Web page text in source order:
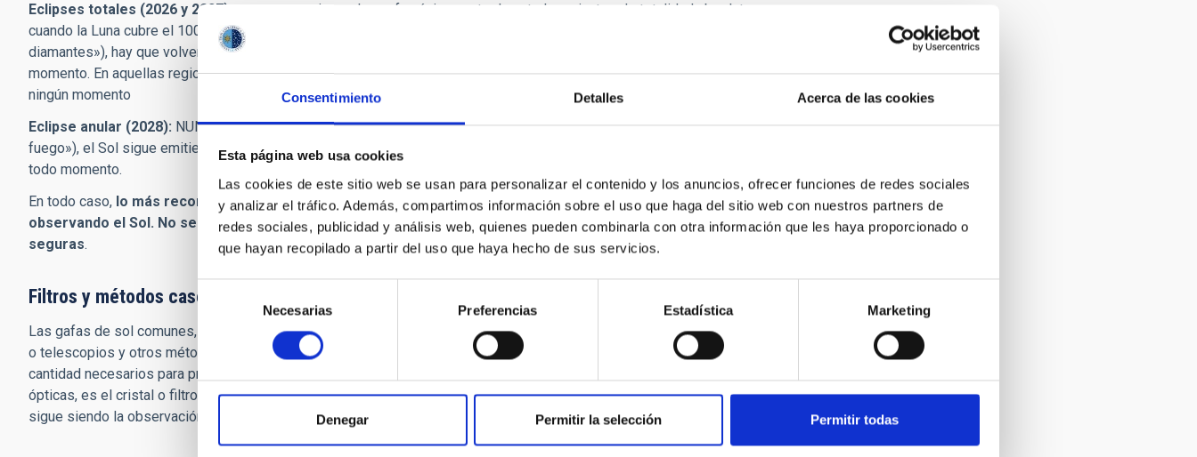
Consentimiento Detalles Acerca de las cookies
Esta página web usa cookies
Las cookies de este sitio web se usan para personalizar el contenido y los anuncios, ofrecer funciones de redes sociales
y analizar el tráfico. Además, compartimos información sobre el uso que haga del sitio web con nuestros partners de
redes sociales, publicidad y análisis web, quienes pueden combinarla con otra información que les haya proporcionado o
que hayan recopilado a partir del uso que haya hecho de sus servicios.
consentimiento
Necesarias Preferencias Estadística Marketing
Denegar Permitir la selección Permitir todas
Eclipses totales (2026 y 2027):
es seguro quitarse las gafas únicamente durante los minutos de totalidad absoluta,
cuando la Luna cubre el 100 % del Sol y se hace de noche. En cuanto aparezca el primer rayo de luz (el «anillo de
diamantes»), hay que volver a protegerse de inmediato. Lo más recomendable es mantenerlas puestas en todo
momento. En aquellas regiones en las que el eclipse sea solo parcial, no es seguro observar el Sol sin las gafas en
ningún momento
Eclipse anular (2028): NUNCA es seguro mirar sin gafas. Incluso en el momento máximo del eclipse (el «anillo de
fuego»), el Sol sigue emitiendo luz solar directa suficiente para dañar la vista. Las gafas deben mantenerse puestas en
todo momento.
En todo caso, lo más recomendable es mantenerlas puestas en todo momento durante el tiempo que se esté
observando el Sol. No se recomienda hacerlo en periodos seguidos superiores a 3 minutos, incluso con gafas
seguras.
Filtros y métodos caseros: qué usar
Las gafas de sol comunes, cristales ahumados, radiografías, CDs, películas fotográficas, filtros baratos para prismáticos
o telescopios y otros métodos caseros son totalmente desaconsejables. Ninguno bloquea la radiación en el rango y la
cantidad necesarios para proteger el ojo. El único método casero relativamente aceptable, aunque con limitaciones
ópticas, es el cristal o filtro de soldador de grado alto (12 a 14). Con todo, el método más seguro para cualquier persona
sigue siendo la observación mediante proyección.